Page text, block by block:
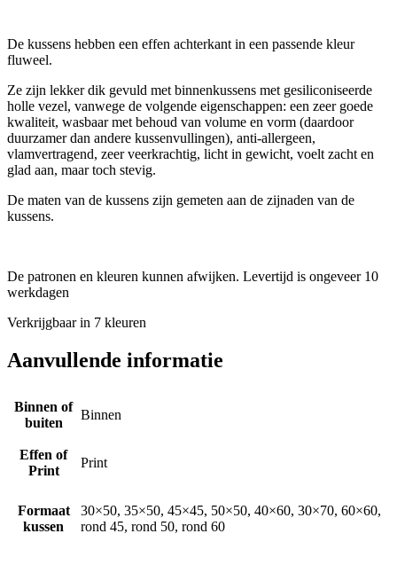
De kussens hebben een effen achterkant in een passende kleur
fluweel.
Ze zijn lekker dik gevuld met binnenkussens met gesiliconiseerde
holle vezel, vanwege de volgende eigenschappen: een zeer goede
kwaliteit, wasbaar met behoud van volume en vorm (daardoor
duurzamer dan andere kussenvullingen), anti-allergeen,
vlamvertragend, zeer veerkrachtig, licht in gewicht, voelt zacht en
glad aan, maar toch stevig.
De maten van de kussens zijn gemeten aan de zijnaden van de
kussens.
De patronen en kleuren kunnen afwijken. Levertijd is ongeveer 10
werkdagen
Verkrijgbaar in 7 kleuren
Aanvullende informatie
Binnen of
buiten
Binnen
Effen of
Print
Print
Formaat
kussen
30×50, 35×50, 45×45, 50×50, 40×60, 30×70, 60×60,
rond 45, rond 50, rond 60